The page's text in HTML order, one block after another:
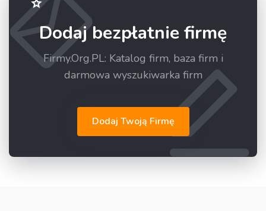
Dodaj bezpłatnie firmę
Firmy.Org.PL: Katalog firm, baza firm i
darmowa wyszukiwarka firm
Dodaj Twoją Firmę